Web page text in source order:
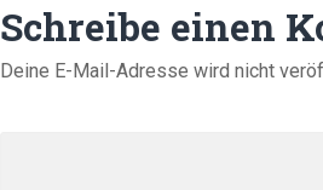
Schreibe einen
Deine E-Mail-Adresse wird nicht